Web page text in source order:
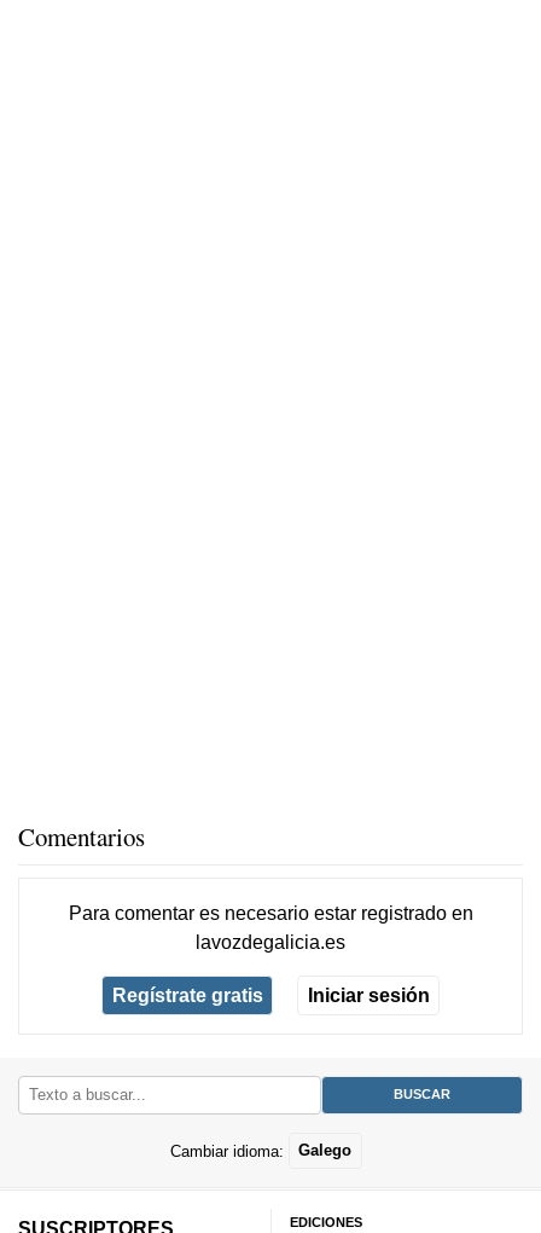
Comentarios
Para comentar es necesario estar registradoen
lavozdegalicia.es
Regístrate gratis Iniciar sesión
Cambiar idioma: Galego
SUSCRIPTORES EDICIONES